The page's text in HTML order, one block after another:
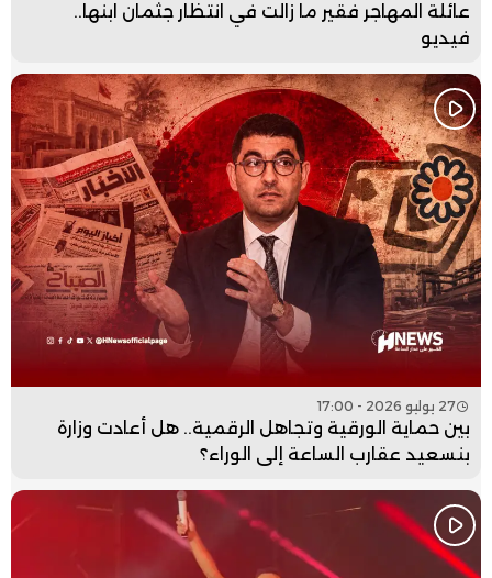
عائلة المهاجر فقير ما زالت في انتظار جثمان ابنها..
فيديو
27 يوليو 2026 - 17:00
بين حماية الورقية وتجاهل الرقمية.. هل أعادت وزارة
بنسعيد عقارب الساعة إلى الوراء؟